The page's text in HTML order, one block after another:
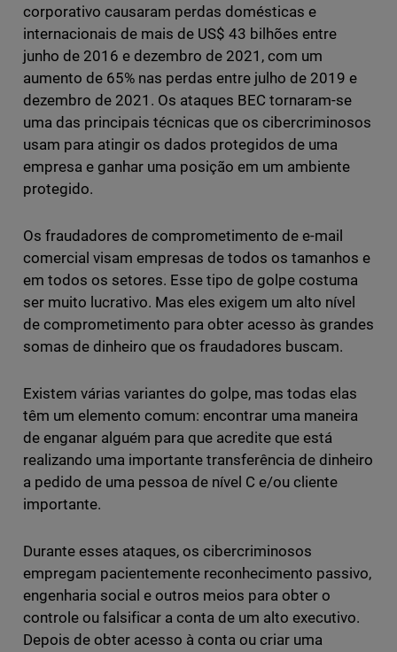
corporativo causaram perdas domésticas e
internacionais de mais de US$ 43 bilhões entre
junho de 2016 e dezembro de 2021, com um
aumento de 65% nas perdas entre julho de 2019 e
dezembro de 2021. Os ataques BEC tornaram-se
uma das principais técnicas que os cibercriminosos
usam para atingir os dados protegidos de uma
empresa e ganhar uma posição em um ambiente
protegido.
Os fraudadores de comprometimento de e-mail
comercial visam empresas de todos os tamanhos e
em todos os setores. Esse tipo de golpe costuma
ser muito lucrativo. Mas eles exigem um alto nível
de comprometimento para obter acesso às grandes
somas de dinheiro que os fraudadores buscam.
Existem várias variantes do golpe, mas todas elas
têm um elemento comum: encontrar uma maneira
de enganar alguém para que acredite que está
realizando uma importante transferência de dinheiro
a pedido de uma pessoa de nível C e/ou cliente
importante.
Durante esses ataques, os cibercriminosos
empregam pacientemente reconhecimento passivo,
engenharia social e outros meios para obter o
controle ou falsificar a conta de um alto executivo.
Depois de obter acesso à conta ou criar uma